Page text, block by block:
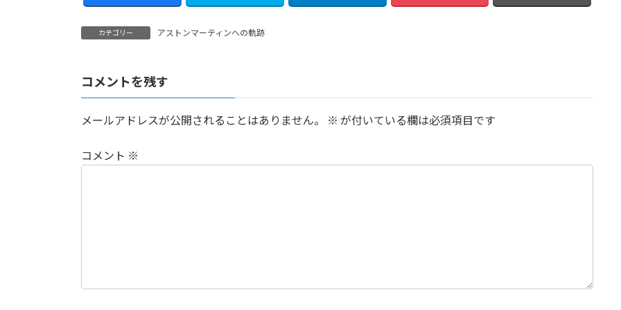
カテゴリー アストンマーティンへの軌跡
コメントを残す
メールアドレスが公開されることはありません。 ※ が付いている欄は必須項目です
コメント ※